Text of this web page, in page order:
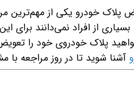
پلاک خودرو یکی از مهم‌ترین
از افراد نمی‌دانند برای
پلاک خودروی خود را
آشنا شوید تا در روز مراجعه